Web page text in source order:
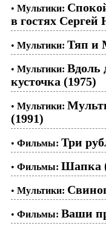
• Мультики:
в гостях
• Мультики: Тяп и
• Мультики: Вдоль
кусточка (1975)
• Мультики:
(1991)
• Фильмы: Три
• Фильмы: Шапка
• Мультики:
• Фильмы: Ваши